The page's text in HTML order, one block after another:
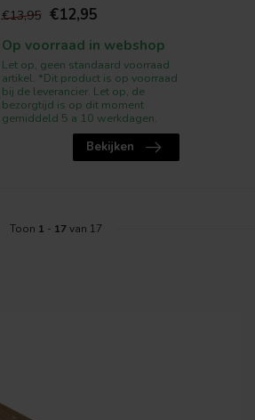
€13,95 €12,95
Op voorraad in webshop
Let op, geen standaard voorraad
artikel. *Dit product is op voorraad
bij de leverancier. Let op, de
bezorgtijd is op dit moment
gemiddeld 5 a 10 werkdagen.
Bekijken
Toon 1 - 17van 17